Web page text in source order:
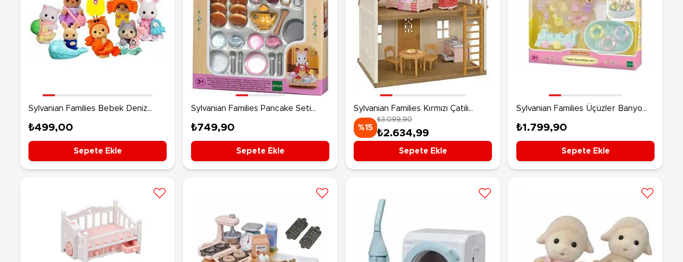
Sylvanian Families Bebek Deniz
₺499,00
Sepete Ekle
Sylvanian Families Pancake Seti
₺749,90
Sepete Ekle
Sylvanian Families Kırmızı Çatılı
Başlangıç Evi
%15
₺3.099,90
₺2.634,99
Sepete Ekle
Sylvanian Families Üçüzler Banyo
₺1.799,90
Sepete Ekle